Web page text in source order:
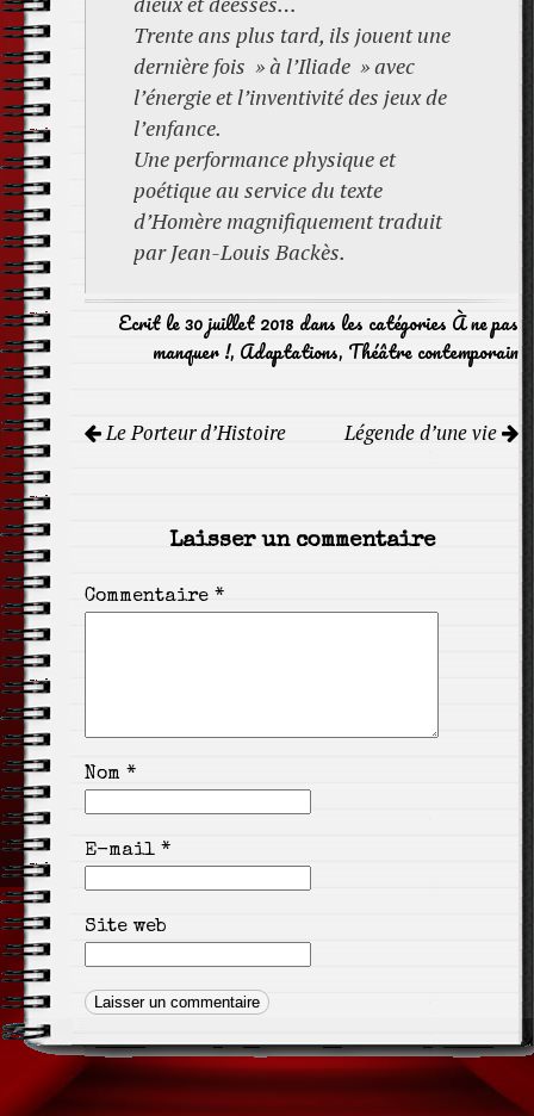
Trente ans plus tard, ils jouent une
dernière fois » à l’Iliade » avec
l’énergie et l’inventivité des jeux de
l’enfance.
Une performance physique et
poétique au service du texte
d’Homère magnifiquement traduit
par Jean-Louis Backès.
Ecrit le 30 juillet 2018 dans les catégories À ne pas
manquer !, Adaptations, Théâtre contemporain
deLe Porteur d’Histoire Légende d’une vie
Laisser un commentaire
Commentaire *
Nom *
E-mail *
Site web